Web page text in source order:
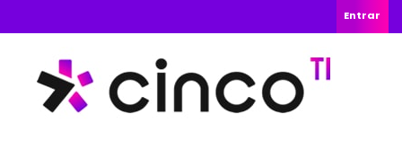
Entrar